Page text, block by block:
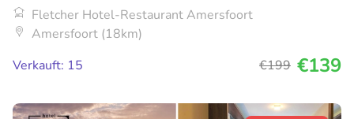
Fletcher Hotel-Restaurant Amersfoort
Amersfoort (18km)
Verkauft: 15
€199 €139